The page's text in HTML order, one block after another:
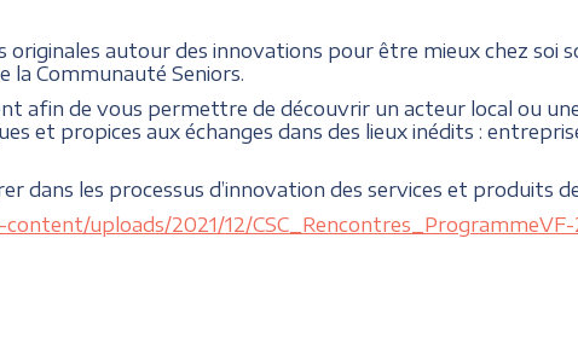
originales autour des innovations pour être mieux chez soi
la Communauté Seniors.
afin de vous permettre de découvrir un acteur local ou
et propices aux échanges dans des lieux inédits :
dans les processus d’innovation des services et produits
uploads/2021/12/